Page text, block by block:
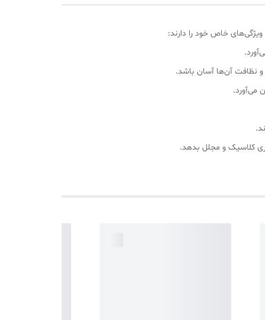
نظافت آن‌ها آسان باشد.
می‌آورد.